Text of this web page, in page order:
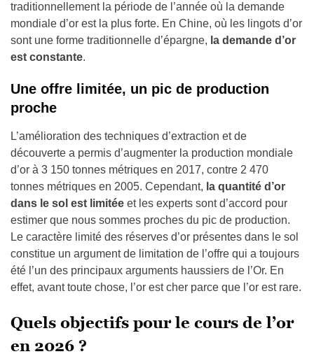
traditionnellement la période de l’année où la demande
mondiale d’or est la plus forte. En Chine, où les lingots d’or
sont une forme traditionnelle d’épargne, la demande d’or
est constante.
Une offre limitée, un pic de production
proche
L’amélioration des techniques d’extraction et de
découverte a permis d’augmenter la production mondiale
d’or à 3 150 tonnes métriques en 2017, contre 2 470
tonnes métriques en 2005. Cependant, la quantité d’or
dans le sol est limitée et les experts sont d’accord pour
estimer que nous sommes proches du pic de production.
Le caractère limité des réserves d’or présentes dans le sol
constitue un argument de limitation de l’offre qui a toujours
été l’un des principaux arguments haussiers de l’Or. En
effet, avant toute chose, l’or est cher parce que l’or est rare.
Quels objectifs pour le cours de l’or
en 2026 ?